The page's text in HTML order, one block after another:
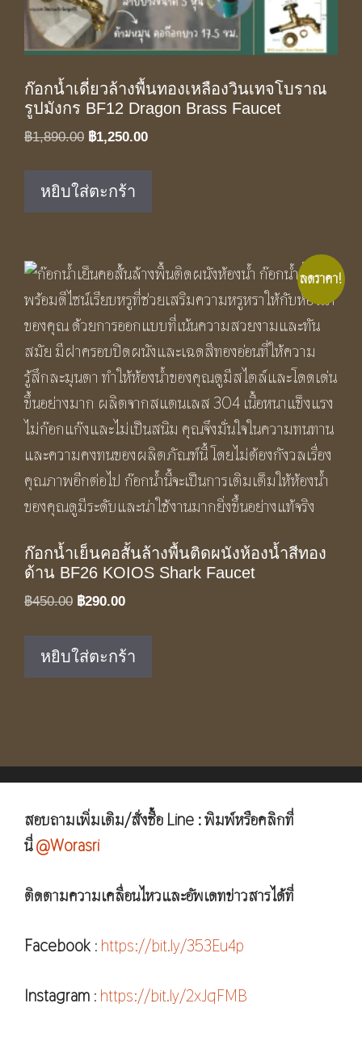
ก๊อกน้ำเดี่ยวล้างพื้นทองเหลืองวินเทจโบราณ
รูปมังกร BF12 Dragon Brass Faucet
฿1,890.00 Original
฿1,890.00.
฿1,250.00Current
หยิบใส่ตะกร้า
ลดราคา!
ก๊อกน้ำเย็นคอสั้นล้างพื้นติดผนังห้องน้ำสีทอง
ด้าน BF26 KOIOS Shark Faucet
฿450.00 Original
was:
฿450.00.
฿290.00Current
฿290.00.
หยิบใส่ตะกร้า
สอบถามเพิ่มเติม/สั่งซื้อ Line : พิมพ์หรือคลิกที่
นี่@Worasri
ติดตามความเคลื่อนไหวและอัพเดทข่าวสารได้ที่
Facebook : https://bit.ly/353Eu4p
Instagram : https://bit.ly/2xJqFMB